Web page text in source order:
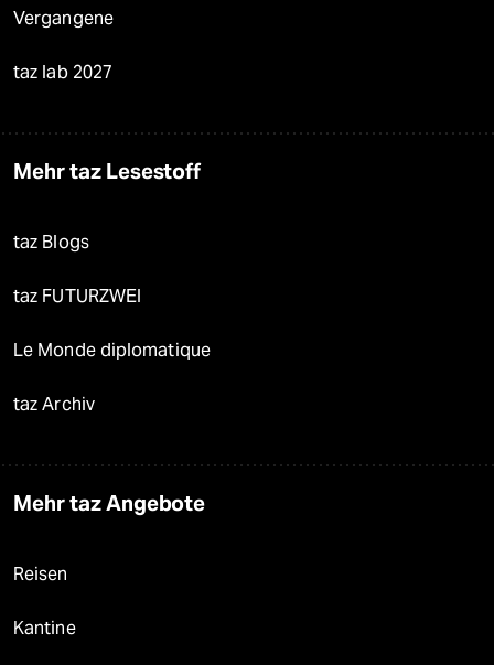
Vergangene
taz lab 2027
Mehr taz Lesestoff
taz Blogs
taz FUTURZWEI
Le Monde diplomatique
taz Archiv
Mehr taz Angebote
Reisen
Kantine